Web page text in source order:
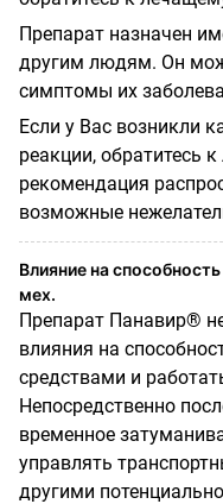
Препарат назначен
другим людям. Он
симптомы их
Если у Вас возникли
реакции, обратитесь
рекомендация
возможные
Влияние на
мех.
Препарат Панавир®
влияния на
средствами и
Непосредственно
временное
управлять
другими